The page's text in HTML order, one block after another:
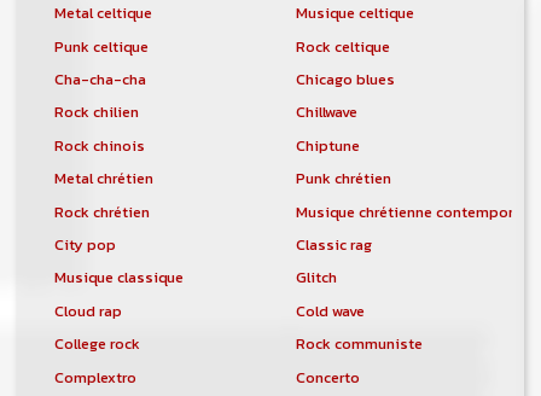
Metal celtique
Musique celtique
Punk celtique
Rock celtique
Cha-cha-cha
Chicago blues
Rock chilien
Chillwave
Rock chinois
Chiptune
Metal chrétien
Punk chrétien
Rock chrétien
Musique chrétienne
City pop
Classic rag
Musique classique
Glitch
Cloud rap
Cold wave
College rock
Rock communiste
Complextro
Concerto